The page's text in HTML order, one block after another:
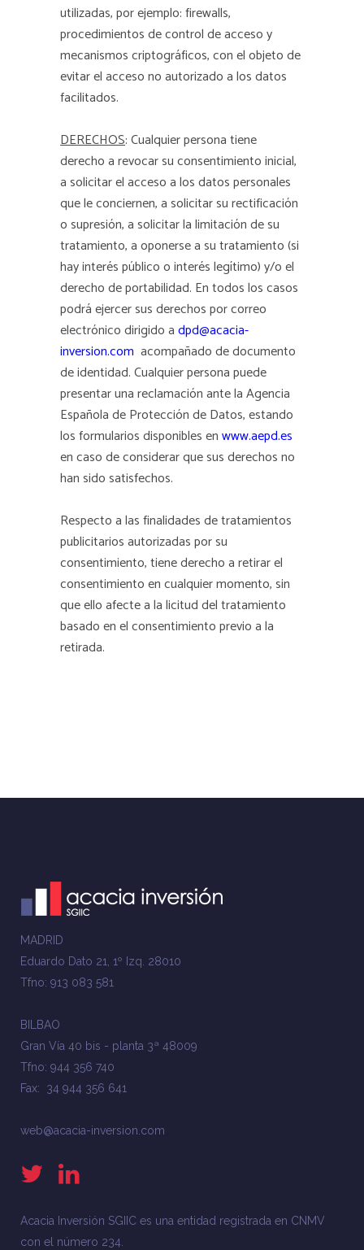
utilizadas, por ejemplo: firewalls,
procedimientos de control de acceso y
mecanismos criptográficos, con el objeto de
evitar el acceso no autorizado a los datos
facilitados.
DERECHOS: Cualquier persona tiene
derecho a revocar su consentimiento inicial,
a solicitar el acceso a los datos personales
que le conciernen, a solicitar su rectificación
o supresión, a solicitar la limitación de su
tratamiento, a oponerse a su tratamiento (si
hay interés público o interés legítimo) y/o el
derecho de portabilidad. En todos los casos
podrá ejercer sus derechos por correo
electrónico dirigido adpd@acacia-
inversion.com acompañado de documento
de identidad. Cualquier persona puede
presentar una reclamación ante la Agencia
Española de Protección de Datos, estando
los formularios disponibles enwww.aepd.es
en caso de considerar que sus derechos no
han sido satisfechos.
Respecto a las finalidades de tratamientos
publicitarios autorizadas por su
consentimiento, tiene derecho a retirar el
consentimiento en cualquier momento, sin
que ello afecte a la licitud del tratamiento
basado en el consentimiento previo a la
retirada.
MADRID
Eduardo Dato 21, 1º Izq. 28010
Tfno: 913 083 581
BILBAO
Gran Vía 40 bis - planta 3ª 48009
Tfno: 944 356 740
Fax: 34 944 356 641
web@acacia-inversion.com
Acacia Inversión SGIIC es una entidad registrada en CNMV
con el número 234.